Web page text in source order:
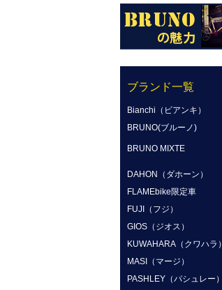
ブランド一覧
Bianchi（ビアンキ）
BRUNO(ブルーノ)
BRUNO MIXTE
DAHON（ダホーン）
FLAMEbike限定車
FUJI（フジ）
GIOS（ジオス）
KUWAHARA（クワハラ）
MASI（マージ）
PASHLEY（パシュレー）